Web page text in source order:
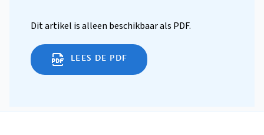
Dit artikel is alleen beschikbaar als PDF.
LEES DE PDF